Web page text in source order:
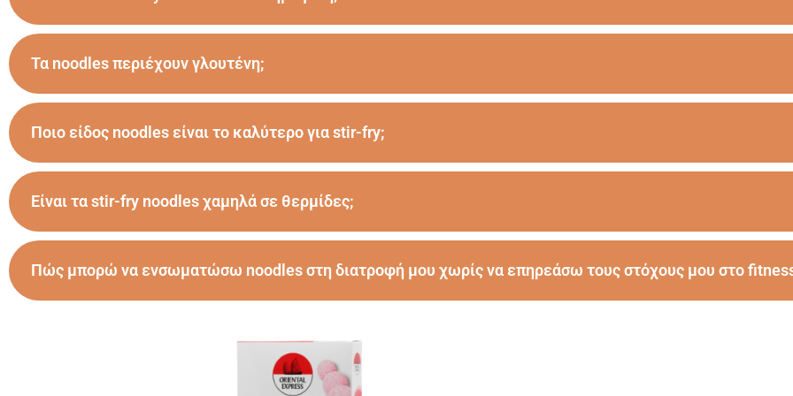
Τα noodles περιέχουν γλουτένη;
Ποιο είδος noodles είναι το καλύτερο για stir-fry;
Είναι τα stir-fry noodles χαμηλά σε θερμίδες;
Πώς μπορώ να ενσωματώσω noodles στη διατροφή μου χωρίς να επηρεάσω τους στόχους μου στο